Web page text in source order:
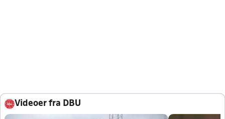
Videoer fra DBU